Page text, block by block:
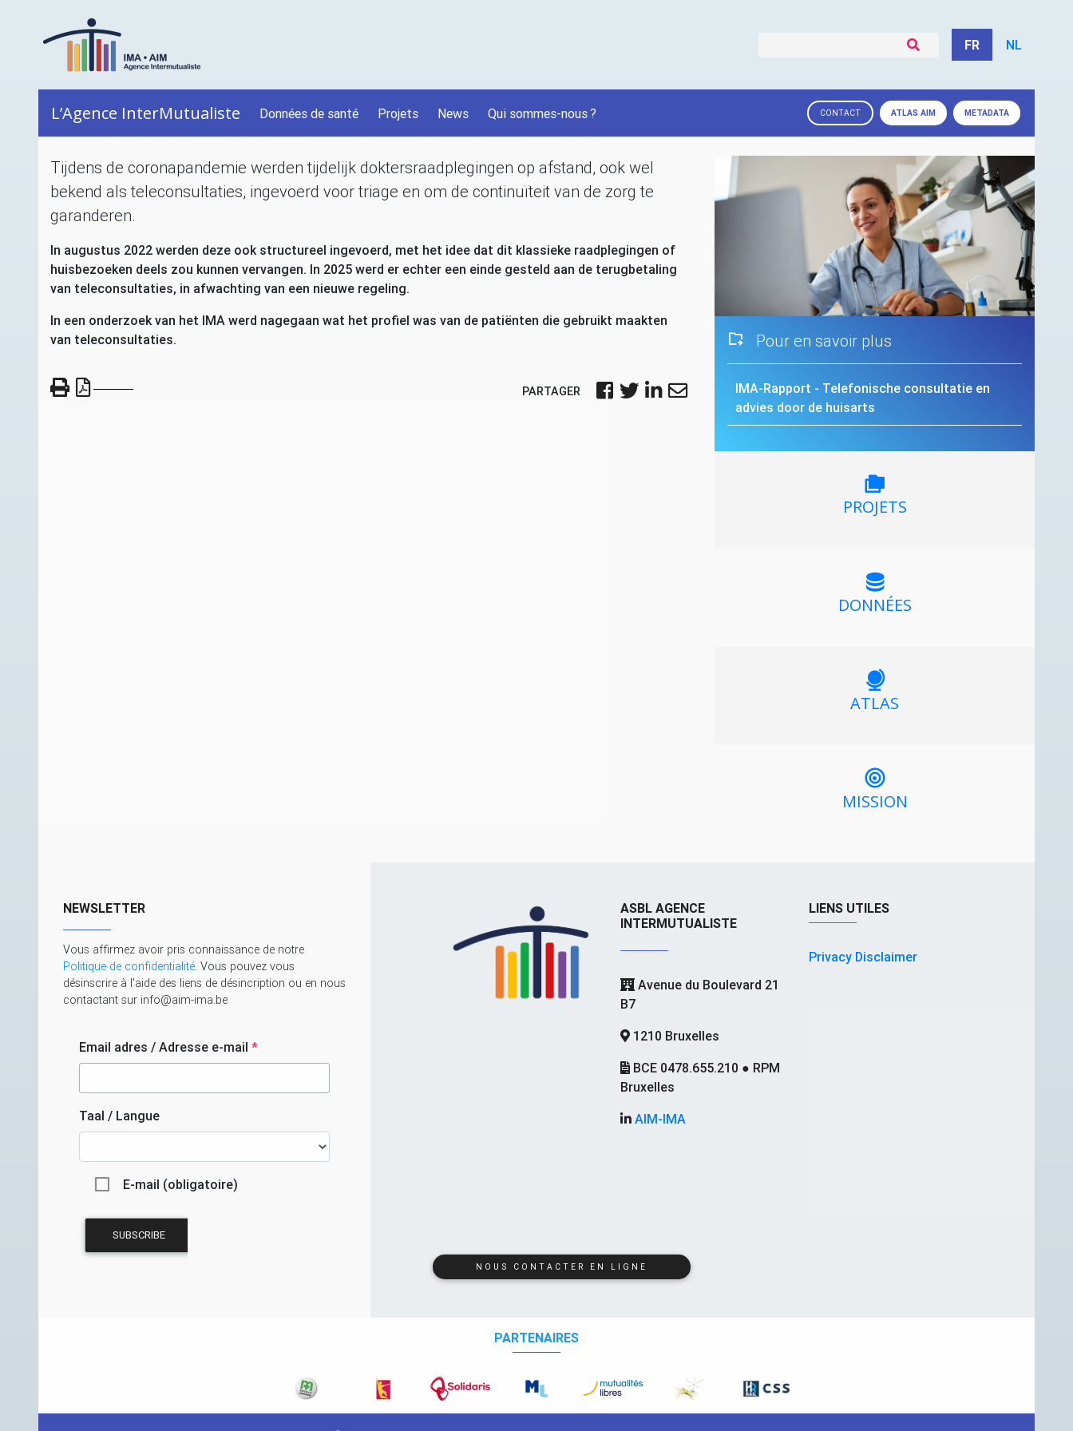
FR NL
L’Agence InterMutualiste Données de santé Projets News Qui sommes-nous? CONTACT ATLAS AIM METADATA
Tijdens de coronapandemie werden tijdelijk doktersraadplegingen op afstand, ook wel
bekend als teleconsultaties, ingevoerd voor triage en om de continuïteit van de zorg te
garanderen.
In augustus 2022 werden deze ook structureel ingevoerd, met het idee dat dit klassieke raadplegingen of
huisbezoeken deels zou kunnen vervangen. In 2025 werd er echter een einde gesteld aan de terugbetaling
van teleconsultaties, in afwachting van een nieuwe regeling.
In een onderzoek van het IMA werd nagegaan wat het profiel was van de patiënten die gebruikt maakten
van teleconsultaties.
PARTAGER
Pour en savoir plus
IMA-Rapport - Telefonische consultatie en
advies door de huisarts
PROJETS
DONNÉES
ATLAS
MISSION
NEWSLETTER
Vous affirmez avoir pris connaissance de notre
Politique de confidentialité. Vous pouvez vous
désinscrire à l'aide des liens de désincription ou en nous
contactant sur info@aim-ima.be
Email adres / Adresse e-mail *
Taal / Langue
E-mail (obligatoire)
ASBL AGENCE
INTERMUTUALISTE
Avenue du Boulevard 21
B7
1210 Bruxelles
BCE 0478.655.210 ● RPM
Bruxelles
AIM-IMA
LIENS UTILES
Privacy Disclaimer
NOUS CONTACTER EN LIGNE
PARTENAIRES